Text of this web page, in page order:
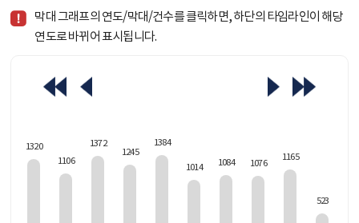
막대 그래프의 연도/막대/건수를 클릭하면, 하단의 타임라인이 해당
연도로 바뀌어 표시됩니다.
1320
1106
1372
1245
1384
1014 1084 1076
1165
523